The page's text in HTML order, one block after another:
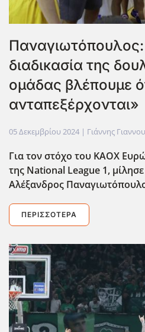
διαδικασία της
ομάδας βλέπουμε
ανταπεξέρχονται»
05 Δεκεμβρίου 2024 | Γιάννης
Για τον στόχο του ΚΑΟΧ
της National League 1,
Αλέξανδρος
ΠΕΡΙΣΣΌΤΕΡΑ